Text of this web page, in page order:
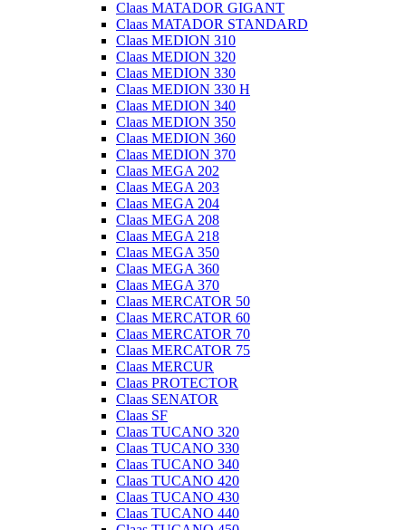
Claas MATADOR GIGANT
Claas MATADOR STANDARD
Claas MEDION 310
Claas MEDION 320
Claas MEDION 330
Claas MEDION 330 H
Claas MEDION 340
Claas MEDION 350
Claas MEDION 360
Claas MEDION 370
Claas MEGA 202
Claas MEGA 203
Claas MEGA 204
Claas MEGA 208
Claas MEGA 218
Claas MEGA 350
Claas MEGA 360
Claas MEGA 370
Claas MERCATOR 50
Claas MERCATOR 60
Claas MERCATOR 70
Claas MERCATOR 75
Claas MERCUR
Claas PROTECTOR
Claas SENATOR
Claas SF
Claas TUCANO 320
Claas TUCANO 330
Claas TUCANO 340
Claas TUCANO 420
Claas TUCANO 430
Claas TUCANO 440